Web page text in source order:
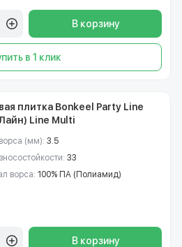
В корзину
в 1 клик
плитка Bonkeel Party Line
Line Multi
(мм): 3.5
33
ворса: 100% ПА (Полиамид)
В корзину